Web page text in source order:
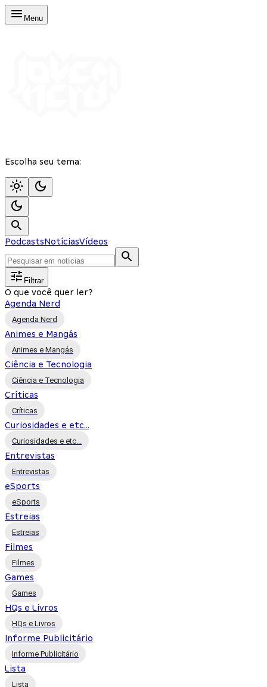
Menu
Escolha seu tema:
PodcastsNotíciasVídeos
Filtrar
O que você quer ler?
Agenda Nerd
Agenda Nerd
Animes e Mangás
Animes e Mangás
Ciência e Tecnologia
Ciência e Tecnologia
Críticas
Críticas
Curiosidades e etc...
Curiosidades e etc...
Entrevistas
Entrevistas
eSports
eSports
Estreias
Estreias
Filmes
Filmes
Games
Games
HQs e Livros
HQs e Livros
Informe Publicitário
Informe Publicitário
Lista
Lista